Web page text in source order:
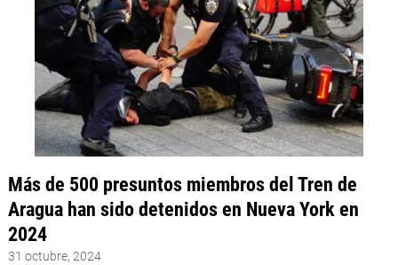
Más de 500 presuntos miembros del Tren de
Aragua han sido detenidos en Nueva York en
2024
31 octubre, 2024